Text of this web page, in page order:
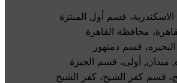
قسم أول المنتزة
محافظة القاهرة
البحيره، قسم دمنهور
ميدان, أولى، قسم الجيزة
قسم كفر الشيخ، كفر الشيخ